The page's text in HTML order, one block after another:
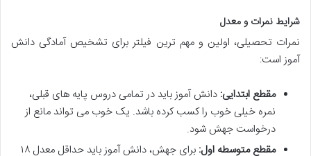
شرایط نمرات و معدل
نمرات تحصیلی، اولین و مهم ترین فیلتر برای تشخیص آمادگی دانش
آموز است:
مقطع ابتدایی: دانش آموز باید در تمامی دروس پایه های قبلی،
نمره خیلی خوب را کسب کرده باشد. یک خوب می تواند مانع از
درخواست جهش شود.
مقطع متوسطه اول:
برای جهش، دانش آموز باید حداقل معدل ۱۸